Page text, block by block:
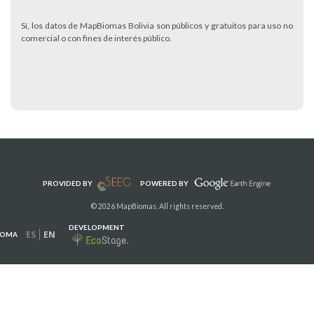
Sí, los datos de MapBiomas Bolivia son públicos y gratuitos para uso no
comercial o con fines de interés público.
PROVIDED BY POWERED BY
© 2026 MapBiomas. All rights reserved.
ES EN
DEVELOPMENT